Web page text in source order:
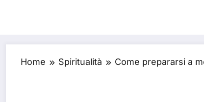
Home Spiritualità Come prepararsi a